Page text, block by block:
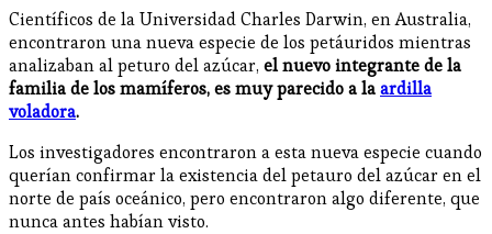
Científicos de la Universidad Charles Darwin, en Australia,
encontraron una nueva especie de los petáuridos mientras
analizaban al peturo del azúcar, el nuevo integrante de la
familia de los mamíferos, es muy parecido a laardilla
voladora.
Los investigadores encontraron a esta nueva especie cuando
querían confirmar la existencia del petauro del azúcar en el
norte de país oceánico, pero encontraron algo diferente, que
nunca antes habían visto.